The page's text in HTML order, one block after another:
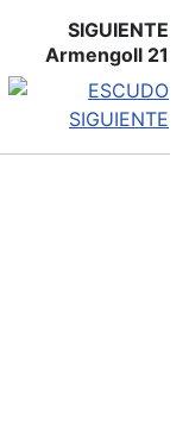
SIGUIENTE
Armengoll 21